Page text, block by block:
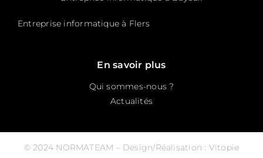
Entreprise informatique à Flers
En savoir plus
Qui sommes-nous ?
Actualités
© 2024 NORMATEAM – Design/Réalisation : Vitopie